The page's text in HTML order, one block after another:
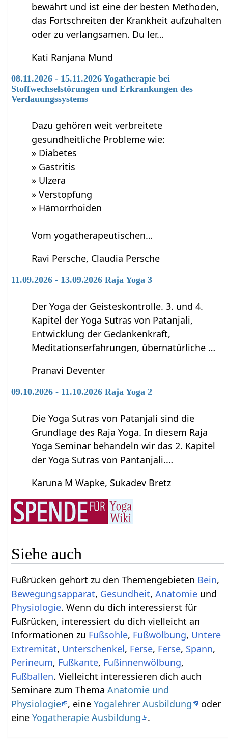
bewährt und ist eine der besten Methoden,
das Fortschreiten der Krankheit aufzuhalten
oder zu verlangsamen. Du ler…
Kati Ranjana Mund
08.11.2026 - 15.11.2026 Yogatherapie bei
Stoffwechselstörungen und Erkrankungen des
Verdauungssystems
Dazu gehören weit verbreitete
gesundheitliche Probleme wie:
» Diabetes
» Gastritis
» Ulzera
» Verstopfung
» Hämorrhoiden
Vom yogatherapeutischen…
Ravi Persche, Claudia Persche
11.09.2026 - 13.09.2026 Raja Yoga 3
Der Yoga der Geisteskontrolle. 3. und 4.
Kapitel der Yoga Sutras von Patanjali,
Entwicklung der Gedankenkraft,
Meditationserfahrungen, übernatürliche …
Pranavi Deventer
09.10.2026 - 11.10.2026 Raja Yoga 2
Die Yoga Sutras von Patanjali sind die
Grundlage des Raja Yoga. In diesem Raja
Yoga Seminar behandeln wir das 2. Kapitel
der Yoga Sutras von Pantanjali.…
Karuna M Wapke, Sukadev Bretz
Siehe auch
Fußrücken gehört zu den Themengebieten Bein,
Bewegungsapparat, Gesundheit,Anatomie und
Physiologie. Wenn du dich interessierst für
Fußrücken, interessiert du dich vielleicht an
Informationen zu Fußsohle, Fußwölbung, Untere
Extremität, Unterschenkel, Ferse, Ferse, Spann,
Perineum, Fußkante, Fußinnenwölbung,
Fußballen. Vielleicht interessieren dich auch
Seminare zum ThemaAnatomie und
Physiologie , eineYogalehrer Ausbildung
oder
eineYogatherapie Ausbildung .